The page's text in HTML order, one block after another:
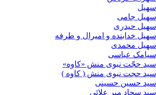
سهیل
سهیل جامی
سهیل حیدری
سهیل خدابنده و امیرال و طرفه
سهیل محمدی
سیامک عباسی
سید حجّت نبوی منش «کاوه»
سید حجت نبوی منش ( کاوه )
سید حسین حسینى
سید سجاد میر علائی